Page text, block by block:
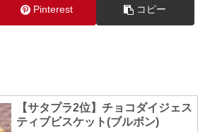
Pinterest コピー
【サタプラ2位】チョコダイジェス
ティブビスケット(ブルボン)